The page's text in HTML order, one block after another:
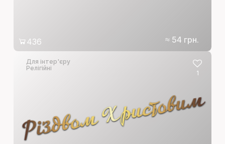
≈ 54 грн.
436
Різдвом Христовим
Для інтер'єру
Релігійні
1